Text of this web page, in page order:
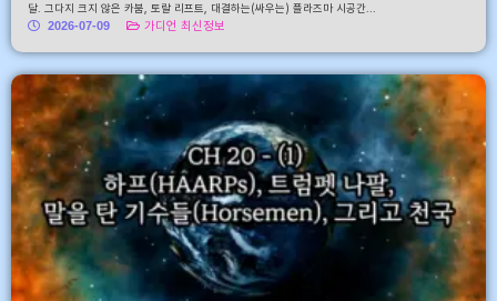
달. 그다지 크지 않은 카붐, 토랄 리프트, 대결하는(싸우는) 플라즈마 시공간...
2026-07-09
가디언 최신정보